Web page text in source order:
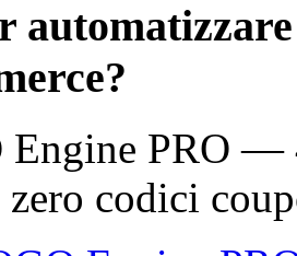
Engine PRO —
zero codici